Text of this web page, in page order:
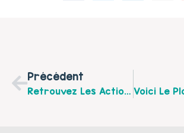
Précédent
Retrouvez Les Actions Parentalité Du Mois De Mai De La Communauté De Communes Desvres-Samer